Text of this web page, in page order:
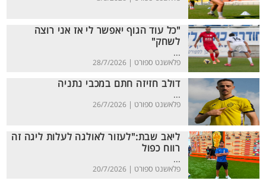
"כל עוד הגוף יאפשר לי אז אני רוצה
לשחק"
...
פלאשנט ספורט | 28/7/2026
דולב חזיזה חתם במכבי נתניה
...
פלאשנט ספורט | 26/7/2026
ליאב שבת:"לעזור לאולגה לעלות ליגה זה
רווח כפול
...
פלאשנט ספורט | 20/7/2026